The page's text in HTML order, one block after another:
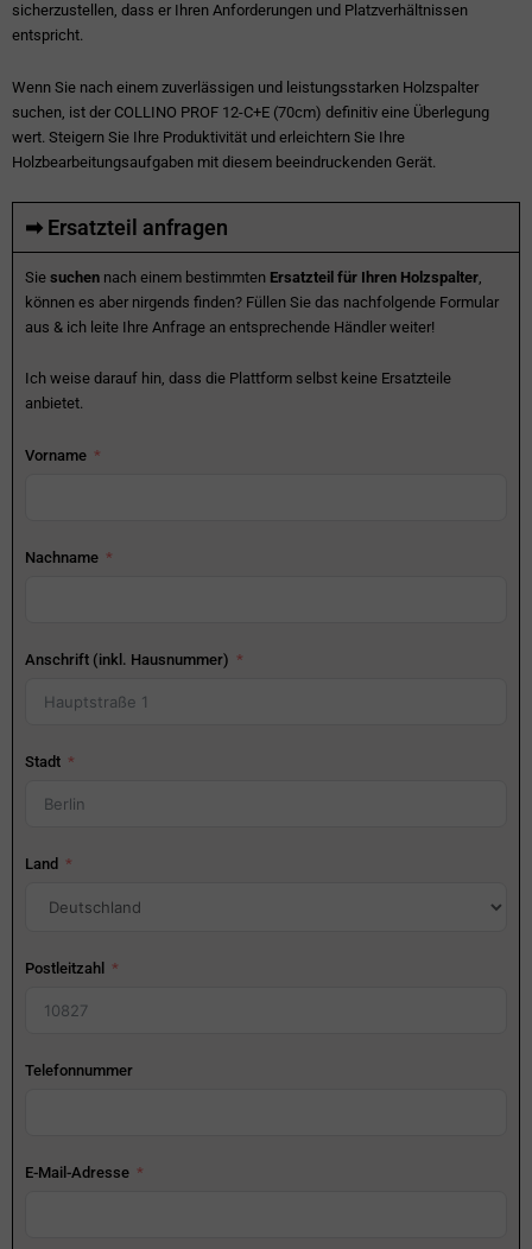
sicherzustellen, dass er Ihren Anforderungen und Platzverhältnissen
entspricht.
Wenn Sie nach einem zuverlässigen und leistungsstarken Holzspalter
suchen, ist der COLLINO PROF 12-C+E (70cm) definitiv eine Überlegung
wert. Steigern Sie Ihre Produktivität und erleichtern Sie Ihre
Holzbearbeitungsaufgaben mit diesem beeindruckenden Gerät.
➡ Ersatzteil anfragen
Sie suchen nach einem bestimmten Ersatzteil für Ihren Holzspalter
können es aber nirgends finden? Füllen Sie das nachfolgende Formular
aus & ich leite Ihre Anfrage an entsprechende Händler weiter!
Ich weise darauf hin, dass die Plattform selbst keine Ersatzteile
anbietet.
Vorname
Nachname
Anschrift (inkl. Hausnummer)
Stadt
Land
Postleitzahl
Telefonnummer
E-Mail-Adresse